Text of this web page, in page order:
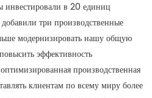
инвестировали в 20 единиц
три производственные
модернизировать нашу общую
эффективность
производственная
клиентам по всему миру более